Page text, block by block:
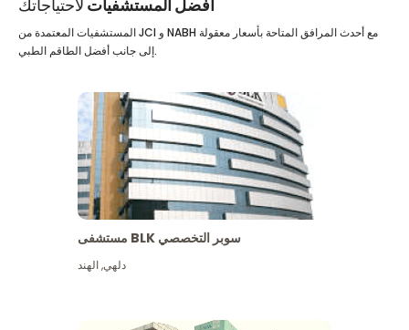
أفضل المستشفيات لاحتياجاتك
المستشفيات المعتمدة من JCI و NABH مع أحدث المرافق المتاحة بأسعار معقولة
إلى جانب أفضل الطاقم الطبي.
مستشفى BLK سوبر التخصصي
دلهي,الهند